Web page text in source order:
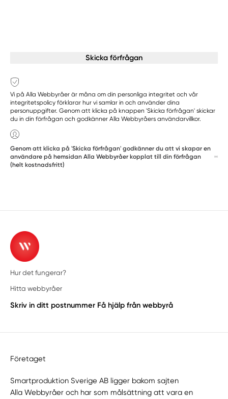
Skicka förfrågan
Vi på Alla Webbyråer är måna om din personliga integritet och vår
integritetspolicy förklarar hur vi samlar in och använder dina
personuppgifter. Genom att klicka på knappen 'Skicka förfrågan' skickar
du in din förfrågan och godkänner Alla Webbyråers användarvillkor.
Genom att klicka på 'Skicka förfrågan' godkänner du att vi skapar en
användare på hemsidan Alla Webbyråer kopplat till din förfrågan
(helt kostnadsfritt)
Hur det fungerar?
Hitta webbyråer
Skriv in ditt postnummer Få hjälp från webbyrå
Företaget
Smartproduktion Sverige AB ligger bakom sajten
Alla Webbyråer och har som målsättning att vara en